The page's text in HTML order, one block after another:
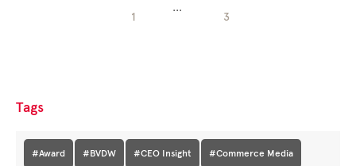
1
...
3
Tags
#Award #BVDW #CEO Insight #Commerce Media